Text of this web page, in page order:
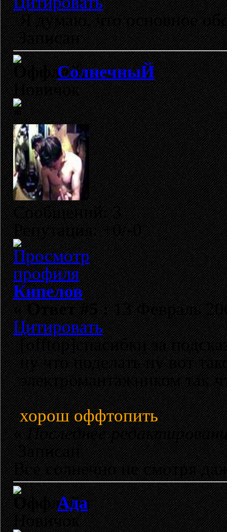
Я думаю, что основное
Записан
СолнечныЙ
Новичок
Сообщений: 3
Репутация: +0/-0
Кипелов
«Ответ #5 :13 Февраль
Цитировать
[offtop]спасибки за
ну что поделать ну вот
электромантажником так
хорош оффтопить
«Последнее
Записан
Все солнечно не смотря
Ада
Новичок